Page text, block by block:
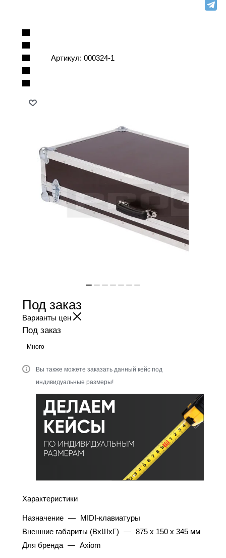
Артикул: 000324-1
Под заказ
Варианты цен
Под заказ
Много
Вы также можете заказать данный кейс под
индивидуальные размеры!
Характеристики
Назначение — MIDI-клавиатуры
Внешние габариты (ВхШхГ) — 875 x 150 x 345 мм
Для бренда — Axiom